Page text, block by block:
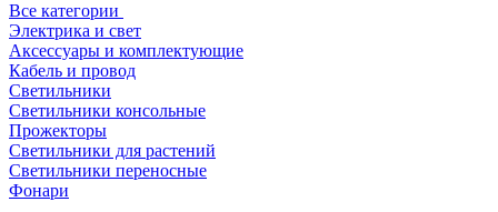
Все категории
Электрика и свет
Аксессуары и комплектующие
Кабель и провод
Светильники
Светильники консольные
Прожекторы
Светильники для растений
Светильники переносные
Фонари